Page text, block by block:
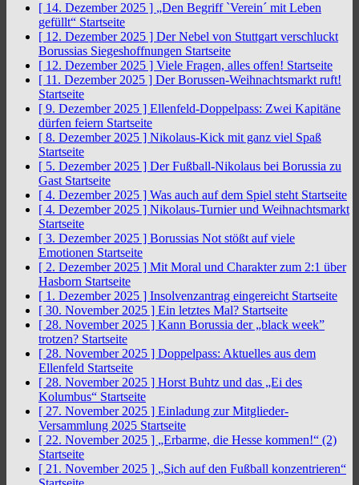
[ 14. Dezember 2025 ] „Den Begriff `Verein´ mit Leben
gefüllt“ Startseite
[ 12. Dezember 2025 ] Der Nebel von Stuttgart verschluckt
Borussias Siegeshoffnungen Startseite
[ 12. Dezember 2025 ] Viele Fragen, alles offen! Startseite
[ 11. Dezember 2025 ] Der Borussen-Weihnachtsmarkt ruft!
Startseite
[ 9. Dezember 2025 ] Ellenfeld-Doppelpass: Zwei Kapitäne
dürfen feiern Startseite
[ 8. Dezember 2025 ] Nikolaus-Kick mit ganz viel Spaß
Startseite
[ 5. Dezember 2025 ] Der Fußball-Nikolaus bei Borussia zu
Gast Startseite
[ 4. Dezember 2025 ] Was auch auf dem Spiel steht Startseite
[ 4. Dezember 2025 ] Nikolaus-Turnier und Weihnachtsmarkt
Startseite
[ 3. Dezember 2025 ] Borussias Not stößt auf viele
Emotionen Startseite
[ 2. Dezember 2025 ] Mit Moral und Charakter zum 2:1 über
Hasborn Startseite
[ 1. Dezember 2025 ] Insolvenzantrag eingereicht Startseite
[ 30. November 2025 ] Ein letztes Mal? Startseite
[ 28. November 2025 ] Kann Borussia der „black week”
trotzen? Startseite
[ 28. November 2025 ] Doppelpass: Aktuelles aus dem
Ellenfeld Startseite
[ 28. November 2025 ] Horst Buhtz und das „Ei des
Kolumbus“ Startseite
[ 27. November 2025 ] Einladung zur Mitglieder-
Versammlung 2025 Startseite
[ 22. November 2025 ] „Erbarme, die Hesse kommen!“ (2)
Startseite
[ 21. November 2025 ] „Sich auf den Fußball konzentrieren“